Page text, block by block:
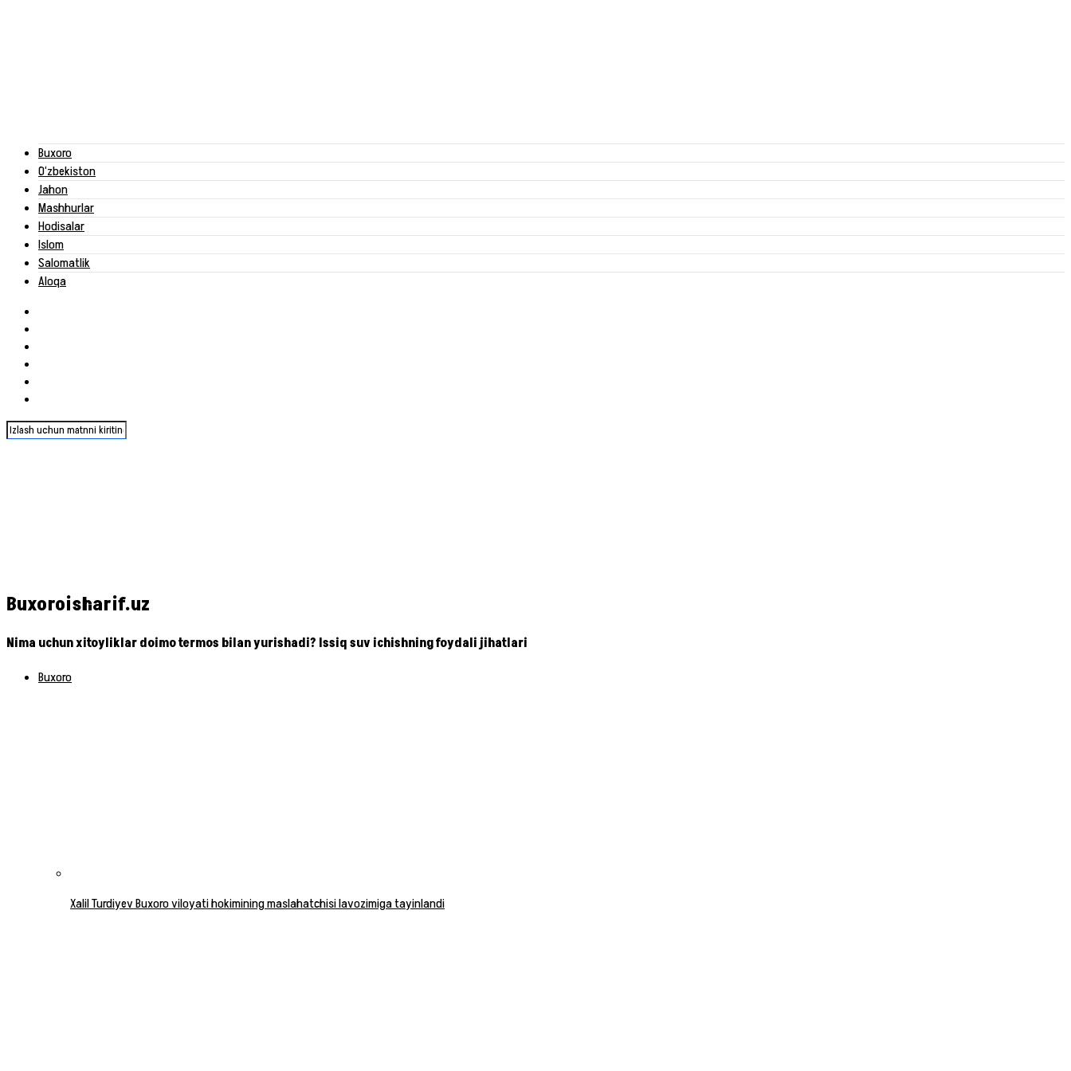
Buxoro
O‘zbekiston
Jahon
Mashhurlar
Hodisalar
Islom
Salomatlik
Aloqa
Buxoroisharif.uz
Nima uchun xitoyliklar doimo termos bilan yurishadi? Issiq suv ichishning foydali jihatlari
Buxoro
Xalil Turdiyev Buxoro viloyati hokimining maslahatchisi lavozimiga tayinlandi